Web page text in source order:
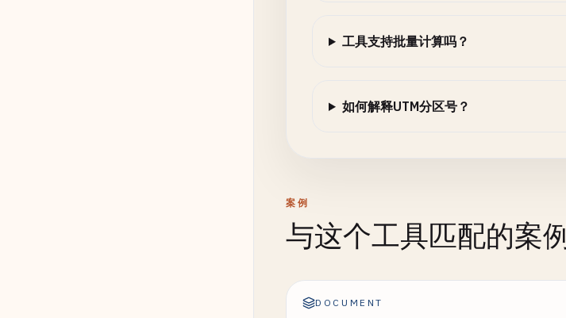
工具支持批量计算吗？
如何解释UTM分区号？
案例
与这个工具匹配的案例
DOCUMENT